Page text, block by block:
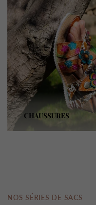
CHAUSSURES
NOS SÉRIES DE SACS